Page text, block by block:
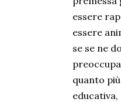
essere
essere
se se ne
quanto